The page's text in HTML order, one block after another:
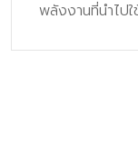
พลังงานที่นำไป